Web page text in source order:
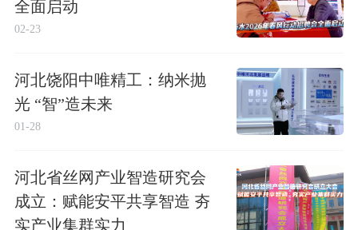
全面启动
02-23
河北饶阳中唯精工：纳米抛
光 “智”造未来
01-28
河北省丝网产业智造研究会
成立：赋能安平共享智造 夯
实产业集群实力